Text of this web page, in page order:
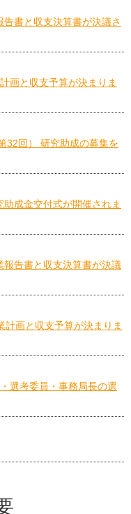
書と収支決算書が決議さ
画と収支予算が決まりま
回） 研究助成の募集を
成金交付式が開催されま
告書と収支決算書が決議
画と収支予算が決まりま
選考委員・事務局長の選